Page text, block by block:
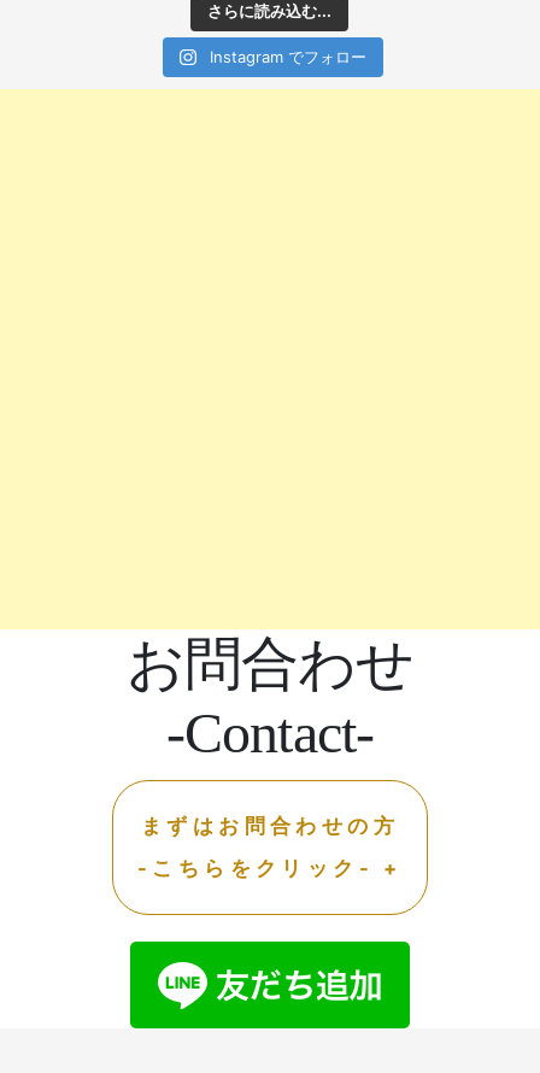
さらに読み込む...
Instagram でフォロー
お問合わせ
-Contact-
まずはお問合わせの方
-こちらをクリック- +